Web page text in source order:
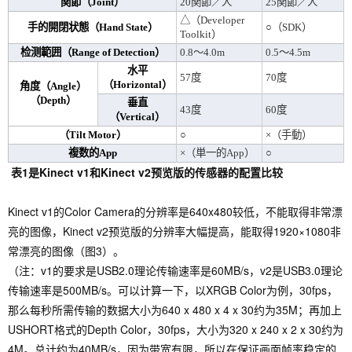
手的開閉状態（Hand State）
△（Developer
Toolkit）
○（SDK）
检测範囲（Range of Detection） 0.8～4.0m 0.5～4.5m
角度（Angle）
（Depth）
水平
（Horizontal）
57度 70度
垂直
（Vertical）
43度 60度
（Tilt Motor） ○
×（手動）
複数的App
×（単一的App） ○
表1是Kinect v1和Kinect v2预览版的传感器的配置比较
Kinect v1的Color Camera的分辨率是640x480较低，不能取得非常漂
亮的图像，Kinect v2预览版的分辨率大幅提高，能取得1920×1080非
常漂亮的图像（图3）。
（注：v1的要求是USB2.0理论传输速率是60MB/s，v2是USB3.0理论
传输速率是500MB/s。可以计算一下，以XRGB Color为例， 30fps，
那么每秒所需传输的数据大小为640 x 480 x 4 x 30约为35M；再加上
USHORT格式的Depth Color， 30fps， 大小为320 x 240 x 2 x 30约为